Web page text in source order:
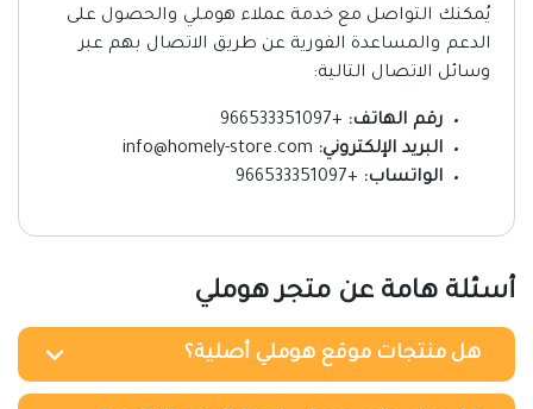
يُمكنك التواصل مع خدمة عملاء هوملي والحصول على
الدعم والمساعدة الفورية عن طريق الاتصال بهم عبر
وسائل الاتصال التالية:
رقم الهاتف: +966533351097
البريد الإلكتروني:
الواتساب: +966533351097
أسئلة هامة عن متجر هوملي
هل منتجات موقع هوملي أصلية؟